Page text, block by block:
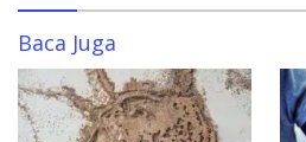
Baca Juga